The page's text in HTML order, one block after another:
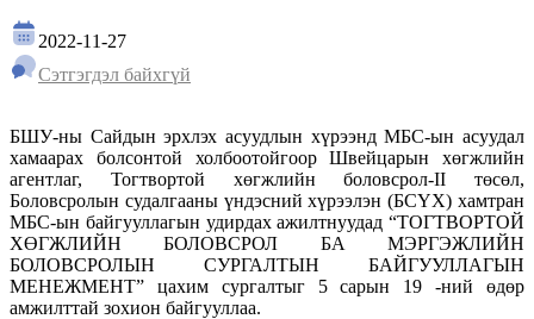
2022-11-27
Сэтгэгдэл байхгүй
БШУ-ны Сайдын эрхлэх асуудлын хүрээнд МБС-ын асуудал
хамаарах болсонтой холбоотойгоор Швейцарын хөгжлийн
агентлаг, Тогтвортой хөгжлийн боловсрол-II төсөл,
Боловсролын судалгааны үндэсний хүрээлэн (БСҮХ) хамтран
МБС-ын байгууллагын удирдах ажилтнуудад “ТОГТВОРТОЙ
ХӨГЖЛИЙН БОЛОВСРОЛ БА МЭРГЭЖЛИЙН
БОЛОВСРОЛЫН СУРГАЛТЫН БАЙГУУЛЛАГЫН
МЕНЕЖМЕНТ” цахим сургалтыг 5 сарын 19 -ний өдөр
амжилттай зохион байгууллаа.